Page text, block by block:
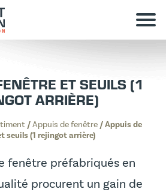
ET SEUILS (1
ARRIÈRE)
/Appuis de fenêtre/Appuis de
seuils (1 rejingot arrière)
fenêtre préfabriqués en
procurent un gain de